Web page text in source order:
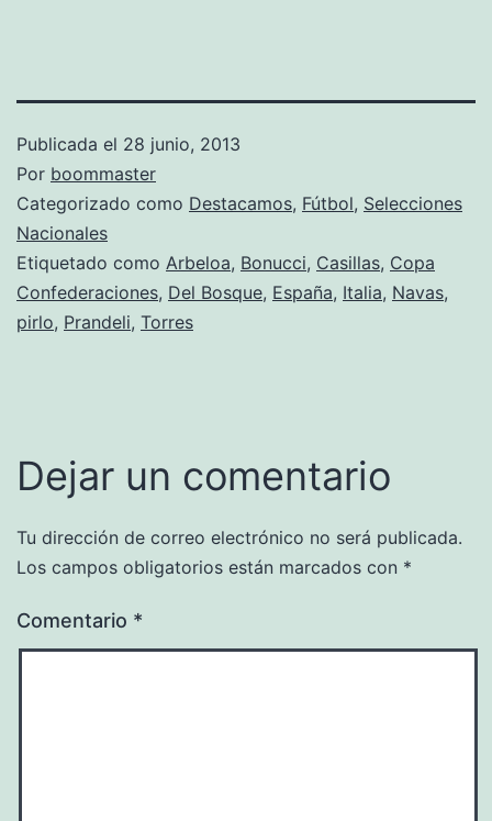
Publicada el 28 junio, 2013
Por boommaster
Categorizado como Destacamos, Fútbol, Selecciones
Nacionales
Etiquetado como Arbeloa, Bonucci, Casillas, Copa
Confederaciones, Del Bosque, España, Italia, Navas,
pirlo, Prandeli, Torres
Dejar un comentario
Tu dirección de correo electrónico no será publicada.
Los campos obligatorios están marcados con *
Comentario *